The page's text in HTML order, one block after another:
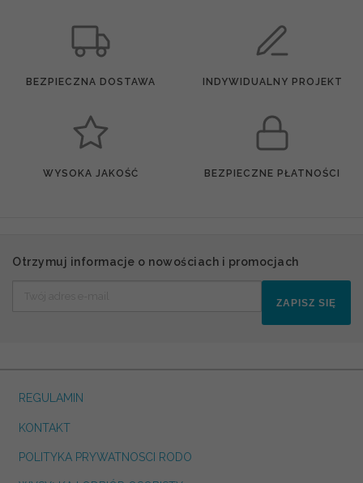
BEZPIECZNA DOSTAWA INDYWIDUALNY PROJEKT
WYSOKA JAKOŚĆ BEZPIECZNE PŁATNOŚCI
Otrzymuj informacje o nowościach i promocjach
ZAPISZ SIĘ
REGULAMIN
KONTAKT
POLITYKA PRYWATNOSCI RODO